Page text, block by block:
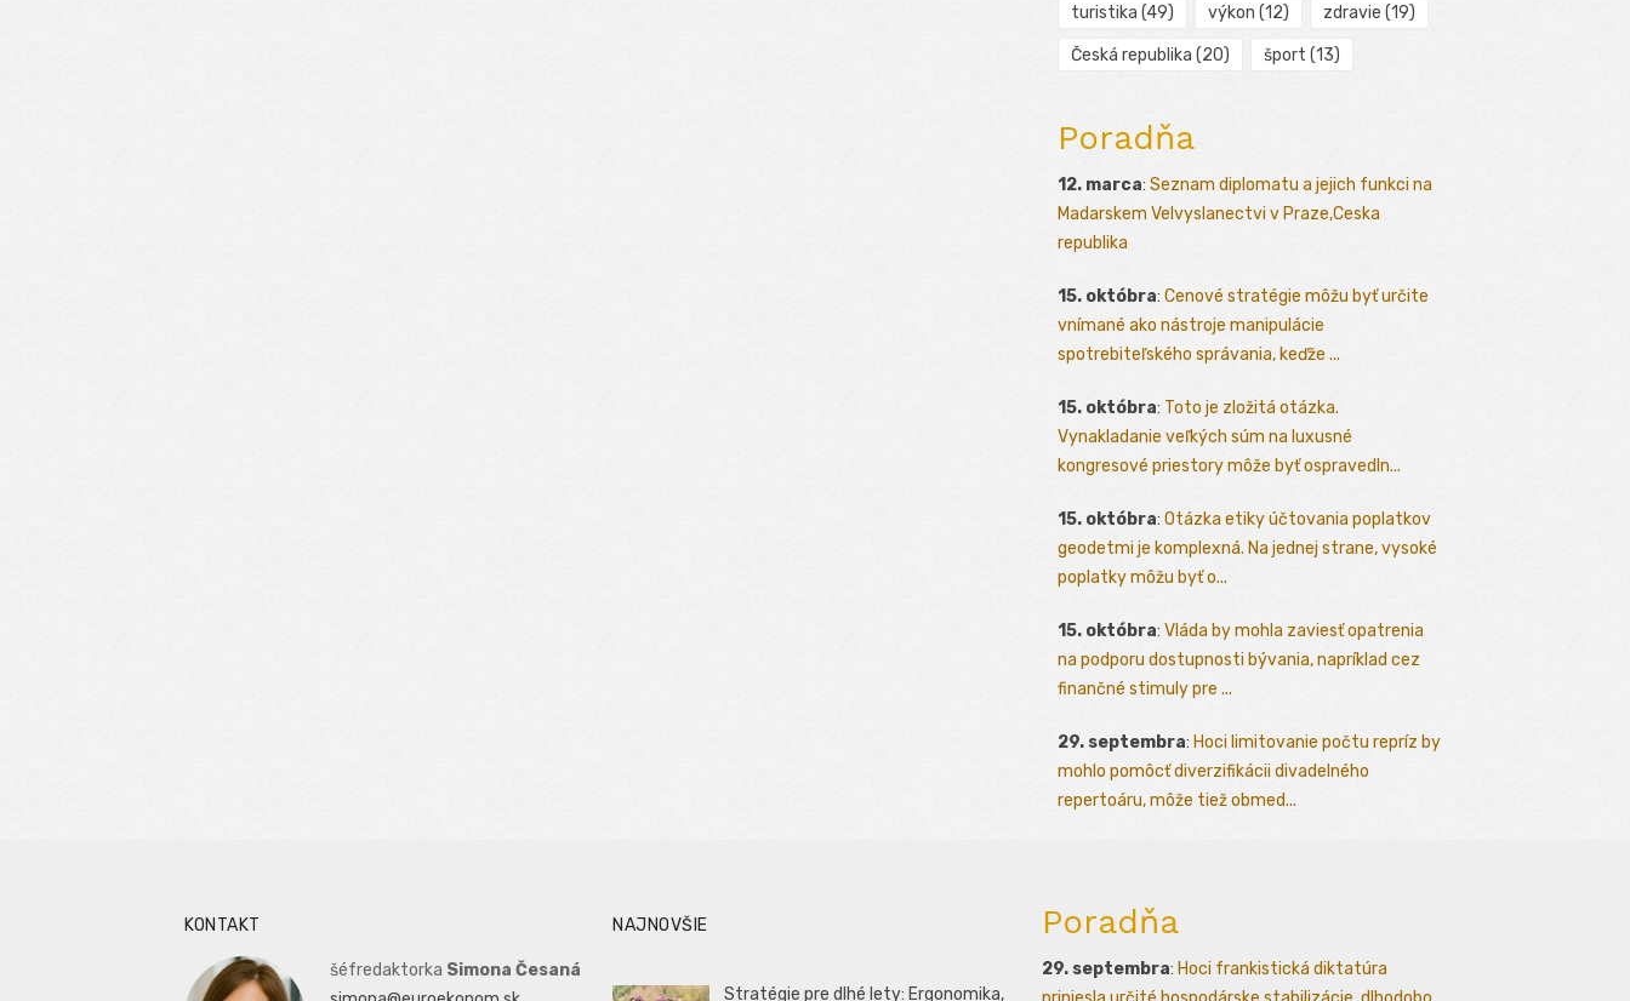
turistika (49) výkon (12) zdravie (19)
Česká republika (20) šport (13)
Poradňa
12. marca: Seznam diplomatu a jejich funkci na
Madarskem Velvyslanectvi v Praze,Ceska
republika
15. októbra: Cenové stratégie môžu byť určite
vnímané ako nástroje manipulácie
spotrebiteľského správania, keďže ...
15. októbra: Toto je zložitá otázka.
Vynakladanie veľkých súm na luxusné
kongresové priestory môže byť ospravedln...
15. októbra: Otázka etiky účtovania poplatkov
geodetmi je komplexná. Na jednej strane, vysoké
poplatky môžu byť o...
15. októbra: Vláda by mohla zaviesť opatrenia
na podporu dostupnosti bývania, napríklad cez
finančné stimuly pre ...
29. septembra: Hoci limitovanie počtu repríz by
mohlo pomôcť diverzifikácii divadelného
repertoáru, môže tiež obmed...
KONTAKT
šéfredaktorka Simona Česaná
NAJNOVŠIE
Stratégie pre dlhé lety: Ergonomika,
Poradňa
29. septembra: Hoci frankistická diktatúra